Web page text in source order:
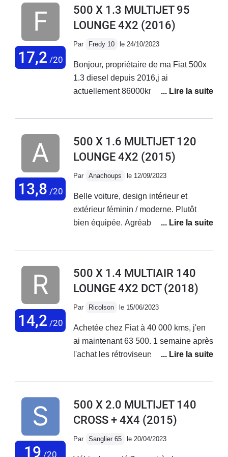
17,2 /20
500 X 1.3 MULTIJET 95
LOUNGE 4X2 (2016)
Par Fredy 10 le 24/10/2023
Bonjour, propriétaire de ma Fiat 500x
1.3 diesel depuis 2016,j ai
actuellement 86000km au compteur
Entretien courant effectué chez Fiat
polyvalent.
13,8 /20
500 X 1.6 MULTIJET 120
LOUNGE 4X2 (2015)
Par Anachoups le 12/09/2023
Belle voiture, design intérieur et
extérieur féminin / moderne. Plutôt
bien équipée. Agréable à conduire sur
de route. Malheureusement aucune
voiture vieillit très mal, tout se met à
déconner et les réparations
de leurs défauts de fabrication !
J'adore ma voiture mais au vu des
coûts de réparations faramineux, des
cesse... Je vais la revendre.
14,2 /20
500 X 1.4 MULTIAIR 140
LOUNGE 4X2 DCT(2018)
Par Ricolson le 15/06/2023
Achetée chez Fiat à 40 000 kms, j'en
ai maintenant 63 500. 1 semaine après
l'achat les rétroviseurs électriques ne
en concession. Plus gênant, 2 mois
mode dégradé. Retour en concession
en dépanneuse; problème de
19 /20
500 X 2.0 MULTIJET 140
CROSS + 4X4 (2015)
Par Sanglier 65 le 20/04/2023